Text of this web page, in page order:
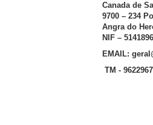
Canada de
9700 – 234
Angra do
NIF –
EMAIL:
TM -